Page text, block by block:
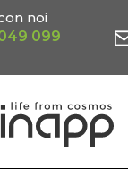
noi
099